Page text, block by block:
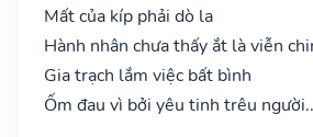
Mất của kíp phải dò la
Hành nhân chưa thấy ắt là viễn
Gia trạch lắm việc bất bình
Ốm đau vì bởi yêu tinh trêu người..